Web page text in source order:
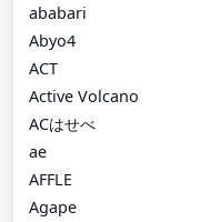
ababari
Abyo4
ACT
Active Volcano
ACはせべ
ae
AFFLE
Agape